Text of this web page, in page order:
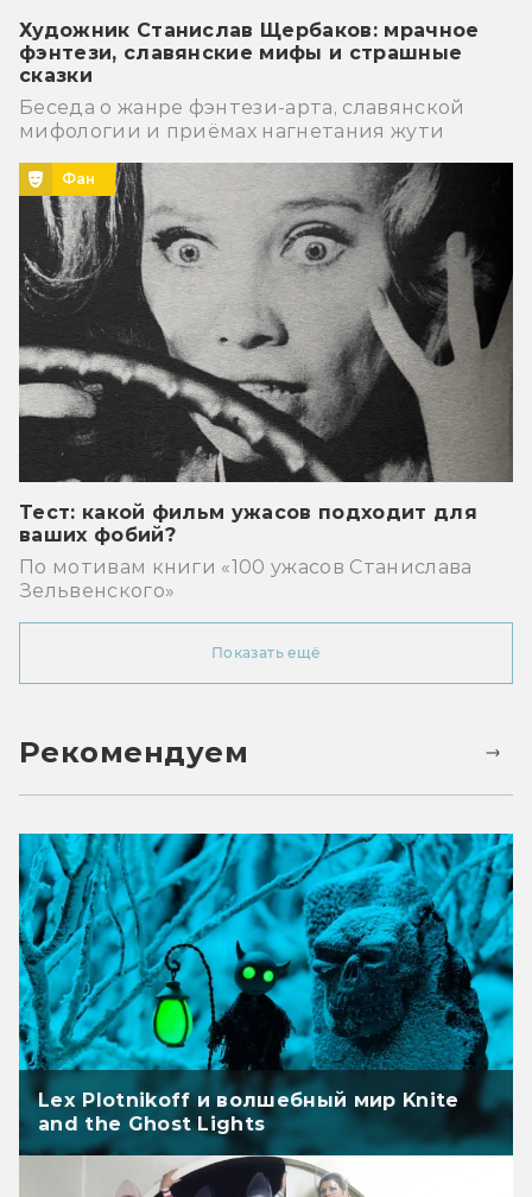
Художник Станислав Щербаков: мрачное
фэнтези, славянские мифы и страшные
сказки
Беседа о жанре фэнтези-арта, славянской
мифологии и приёмах нагнетания жути
Фан
Тест: какой фильм ужасов подходит для
ваших фобий?
По мотивам книги «100 ужасов Станислава
Зельвенского»
Показать ещё
Рекомендуем
Lex Plotnikoff и волшебный мир Knite
and the Ghost Lights